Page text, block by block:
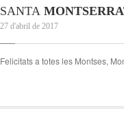
SANTA
27 d'abril de 2017
Felicitats a totes les Montses,